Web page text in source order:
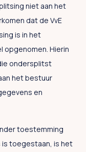
niet aan het
dat de VvE
is in het
opgenomen. Hierin
ondersplitst
het bestuur
en
toestemming
toegestaan, is het